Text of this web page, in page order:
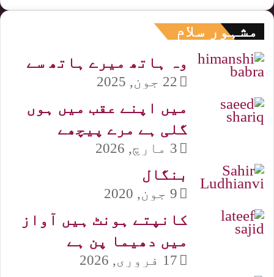
مشہور سلام
وہ ہاتھ میرے ہاتھ سے
22 جون, 2025
میں اپنے عقب میں ہوں
گلی ہے مرے پیچھے
3 مارچ, 2026
بنگال
9 جون, 2020
کانپتے ہونٹ ہیں آواز
میں دھیما پن ہے
17 فروری, 2026